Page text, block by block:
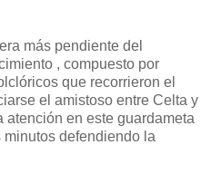
más pendiente del
, compuesto por
que recorrieron el
el amistoso entre Celta y
atención en este guardameta
defendiendo la